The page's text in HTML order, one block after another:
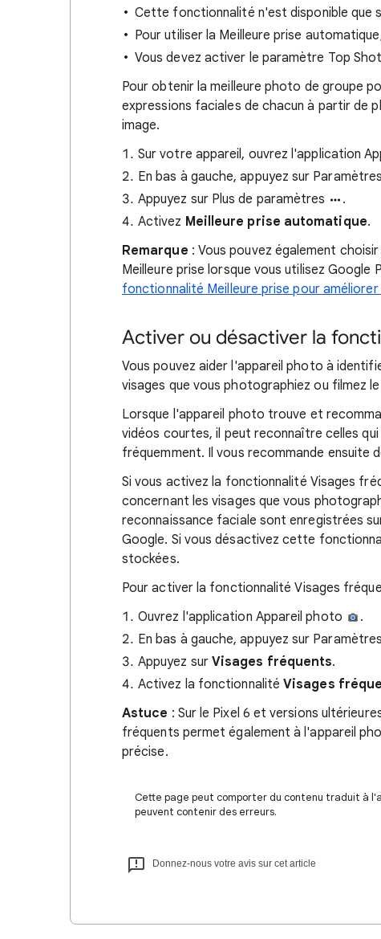
Cette fonctionnalité n'est disponible que
Pour utiliser la Meilleure prise
Vous devez activer le paramètre Top
Pour obtenir la meilleure photo de groupe
expressions faciales de chacun à partir de
image.
Sur votre appareil, ouvrez l'application
En bas à gauche, appuyez sur Paramètres
Appuyez sur Plus de paramètres
.
Activez Meilleure prise automatique.
Remarque : Vous pouvez également
Meilleure prise lorsque vous utilisez Google
fonctionnalité Meilleure prise pour
Activer ou désactiver la
Vous pouvez aider l'appareil photo à
visages que vous photographiez ou filmez
Lorsque l'appareil photo trouve et
vidéos courtes, il peut reconnaître celles
fréquemment. Il vous recommande ensuite
Si vous activez la fonctionnalité Visages
concernant les visages que vous
reconnaissance faciale sont enregistrées
Google. Si vous désactivez cette
stockées.
Pour activer la fonctionnalité Visages
Ouvrez l'application Appareil photo
.
En bas à gauche, appuyez sur Paramètres
Appuyez sur Visages fréquents.
Activez la fonctionnalitéVisages
Astuce : Sur le Pixel 6 et versions
fréquents permet également à l'appareil
précise.
Cette page peut comporter du contenu traduit à
peuvent contenir des erreurs.
Donnez-nous votre avis sur cet article